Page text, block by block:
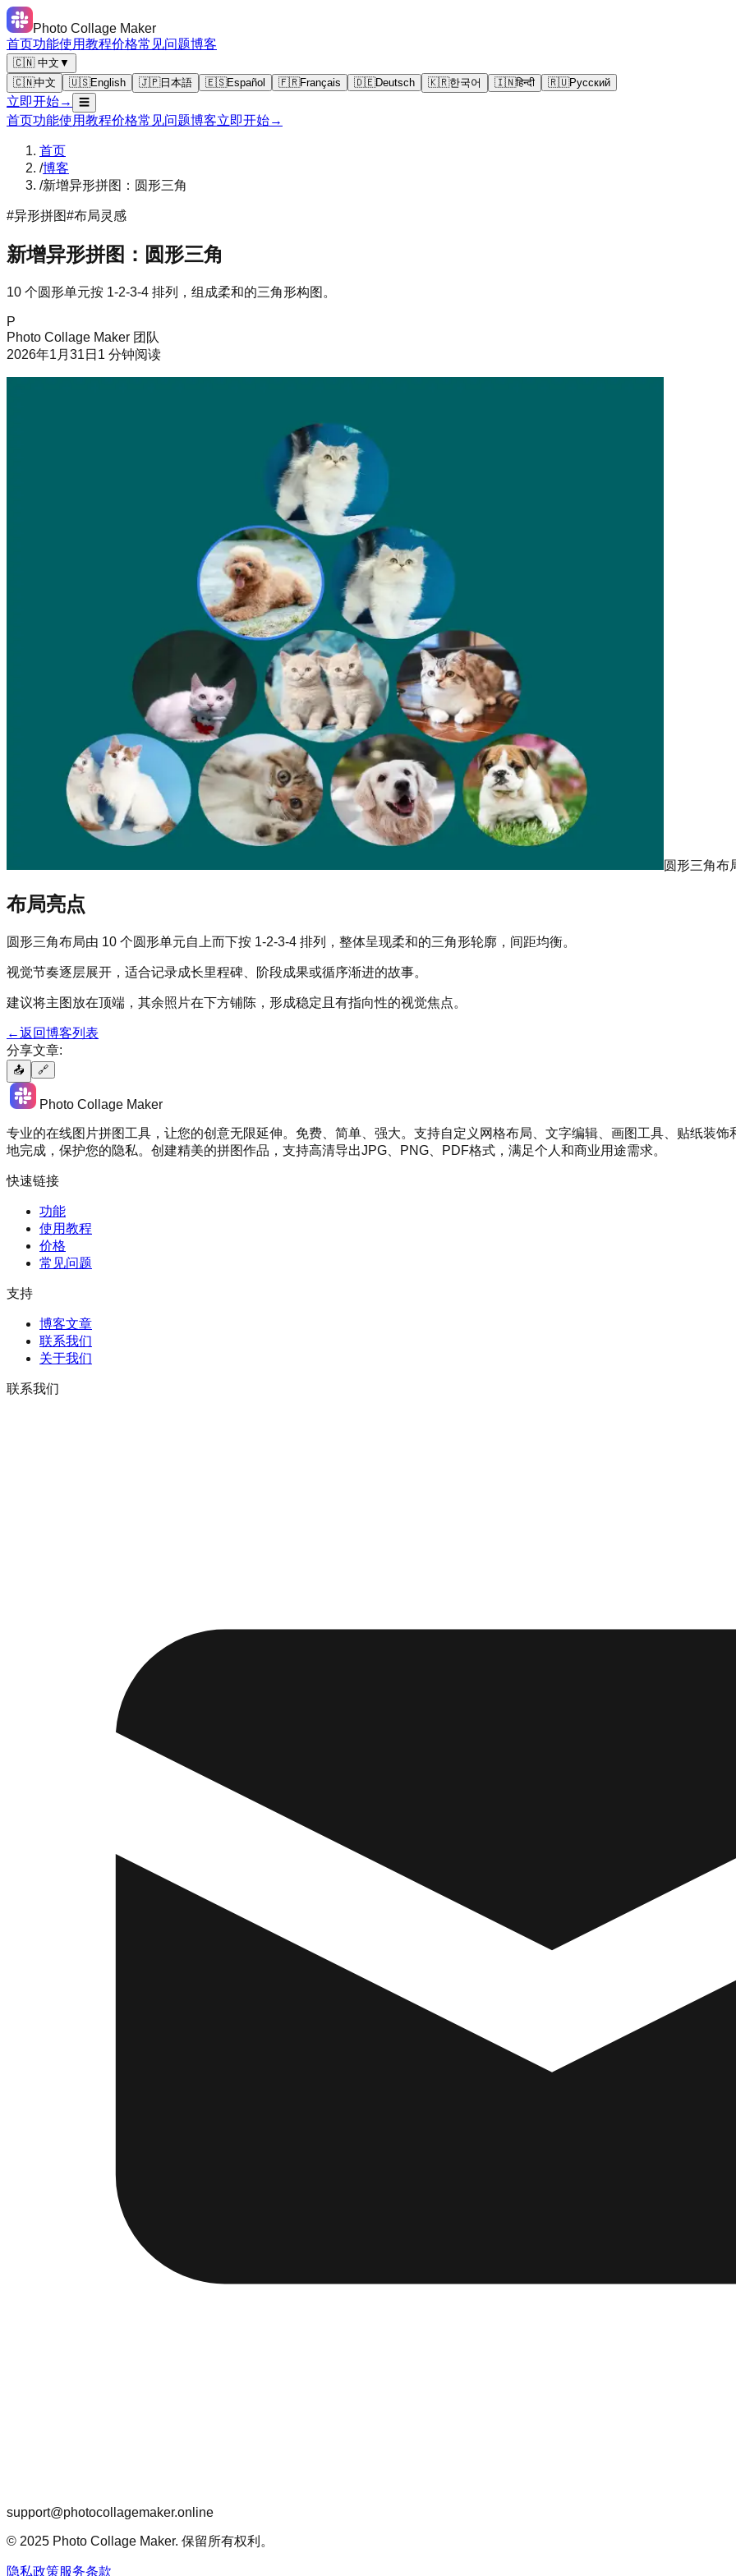
Photo Collage Maker
首页功能使用教程价格常见问题博客
🇨🇳 中文 ▼
🇨🇳中文 🇺🇸English 🇯🇵日本語 🇪🇸Español 🇫🇷Français 🇩🇪Deutsch 🇰🇷한국어 🇮🇳हिन्दी 🇷🇺Русский
立即开始→ ☰
首页功能使用教程价格常见问题博客立即开始→
首页
/博客
/新增异形拼图：圆形三角
#异形拼图#布局灵感
新增异形拼图：圆形三角
10 个圆形单元按 1-2-3-4 排列，组成柔和的三角形构图。
P
Photo Collage Maker 团队
2026年1月31日 1 分钟阅读
圆形三角布
布局亮点
圆形三角布局由 10 个圆形单元自上而下按 1-2-3-4 排列，整体呈现柔和的三角形轮廓，间距均衡。
视觉节奏逐层展开，适合记录成长里程碑、阶段成果或循序渐进的故事。
建议将主图放在顶端，其余照片在下方铺陈，形成稳定且有指向性的视觉焦点。
←返回博客列表
分享文章:
📤 🔗
Photo Collage Maker
专业的在线图片拼图工具，让您的创意无限延伸。免费、简单、强大。支持自定义网格布局、文字编辑、画图工具、贴纸装
地完成，保护您的隐私。创建精美的拼图作品，支持高清导出JPG、PNG、PDF格式，满足个人和商业用途需求。
快速链接
功能
使用教程
价格
常见问题
支持
博客文章
联系我们
关于我们
联系我们
support@photocollagemaker.online
© 2025 Photo Collage Maker. 保留所有权利。
隐私政策服务条款